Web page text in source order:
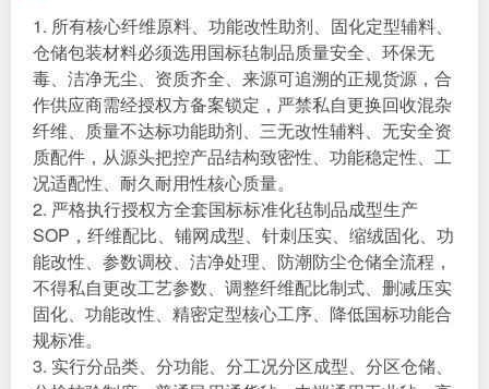
1. 所有核心纤维原料、功能改性助剂、固化定型辅料、
仓储包装材料必须选用国标毡制品质量安全、环保无
毒、洁净无尘、资质齐全、来源可追溯的正规货源，合
作供应商需经授权方备案锁定，严禁私自更换回收混杂
纤维、质量不达标功能助剂、三无改性辅料、无安全资
质配件，从源头把控产品结构致密性、功能稳定性、工
况适配性、耐久耐用性核心质量。
2. 严格执行授权方全套国标标准化毡制品成型生产
SOP，纤维配比、铺网成型、针刺压实、缩绒固化、功
能改性、参数调校、洁净处理、防潮防尘仓储全流程，
不得私自更改工艺参数、调整纤维配比制式、删减压实
固化、功能改性、精密定型核心工序、降低国标功能合
规标准。
3. 实行分品类、分功能、分工况分区成型、分区仓储、